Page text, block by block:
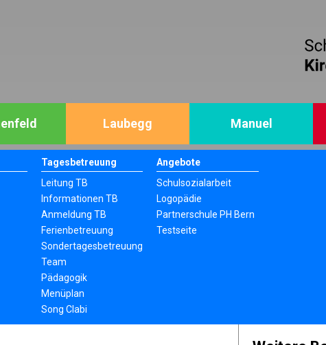
Laubegg Manuel
Tagesbetreuung
Leitung TB
Informationen TB
Anmeldung TB
Ferienbetreuung
Sondertagesbetreuung
Team
Pädagogik
Menüplan
Song Clabi
Angebote
Schulsozialarbeit
Logopädie
Partnerschule PH Bern
Testseite